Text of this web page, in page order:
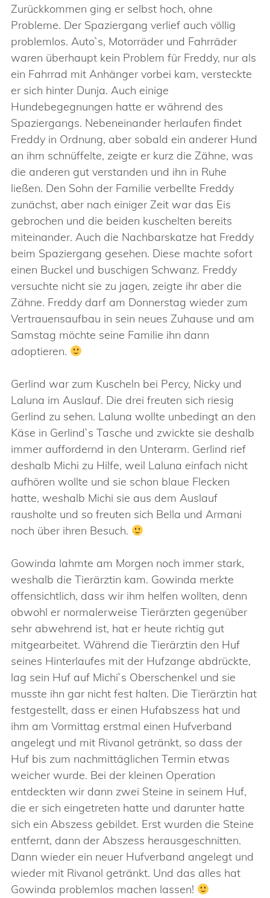
Zurückkommen ging er selbst hoch, ohne
Probleme. Der Spaziergang verlief auch völlig
problemlos. Auto`s, Motorräder und Fahrräder
waren überhaupt kein Problem für Freddy, nur als
ein Fahrrad mit Anhänger vorbei kam, versteckte
er sich hinter Dunja. Auch einige
Hundebegegnungen hatte er während des
Spaziergangs. Nebeneinander herlaufen findet
Freddy in Ordnung, aber sobald ein anderer Hund
an ihm schnüffelte, zeigte er kurz die Zähne, was
die anderen gut verstanden und ihn in Ruhe
ließen. Den Sohn der Familie verbellte Freddy
zunächst, aber nach einiger Zeit war das Eis
gebrochen und die beiden kuschelten bereits
miteinander. Auch die Nachbarskatze hat Freddy
beim Spaziergang gesehen. Diese machte sofort
einen Buckel und buschigen Schwanz. Freddy
versuchte nicht sie zu jagen, zeigte ihr aber die
Zähne. Freddy darf am Donnerstag wieder zum
Vertrauensaufbau in sein neues Zuhause und am
Samstag möchte seine Familie ihn dann
adoptieren.
Gerlind war zum Kuscheln bei Percy, Nicky und
Laluna im Auslauf. Die drei freuten sich riesig
Gerlind zu sehen. Laluna wollte unbedingt an den
Käse in Gerlind`s Tasche und zwickte sie deshalb
immer auffordernd in den Unterarm. Gerlind rief
deshalb Michi zu Hilfe, weil Laluna einfach nicht
aufhören wollte und sie schon blaue Flecken
hatte, weshalb Michi sie aus dem Auslauf
rausholte und so freuten sich Bella und Armani
noch über ihren Besuch.
Gowinda lahmte am Morgen noch immer stark,
weshalb die Tierärztin kam. Gowinda merkte
offensichtlich, dass wir ihm helfen wollten, denn
obwohl er normalerweise Tierärzten gegenüber
sehr abwehrend ist, hat er heute richtig gut
mitgearbeitet. Während die Tierärztin den Huf
seines Hinterlaufes mit der Hufzange abdrückte,
lag sein Huf auf Michi`s Oberschenkel und sie
musste ihn gar nicht fest halten. Die Tierärztin hat
festgestellt, dass er einen Hufabszess hat und
ihm am Vormittag erstmal einen Hufverband
angelegt und mit Rivanol getränkt, so dass der
Huf bis zum nachmittäglichen Termin etwas
weicher wurde. Bei der kleinen Operation
entdeckten wir dann zwei Steine in seinem Huf,
die er sich eingetreten hatte und darunter hatte
sich ein Abszess gebildet. Erst wurden die Steine
entfernt, dann der Abszess herausgeschnitten.
Dann wieder ein neuer Hufverband angelegt und
wieder mit Rivanol getränkt. Und das alles hat
Gowinda problemlos machen lassen!